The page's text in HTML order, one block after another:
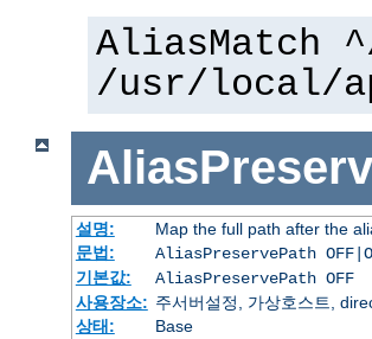
AliasMatch
/usr/local/
설명:
Map the full path after the
문법:
AliasPreservePath
기본값:
AliasPreservePath OFF
사용장소: 주서버설정, 가상호스트,
상태:
Base